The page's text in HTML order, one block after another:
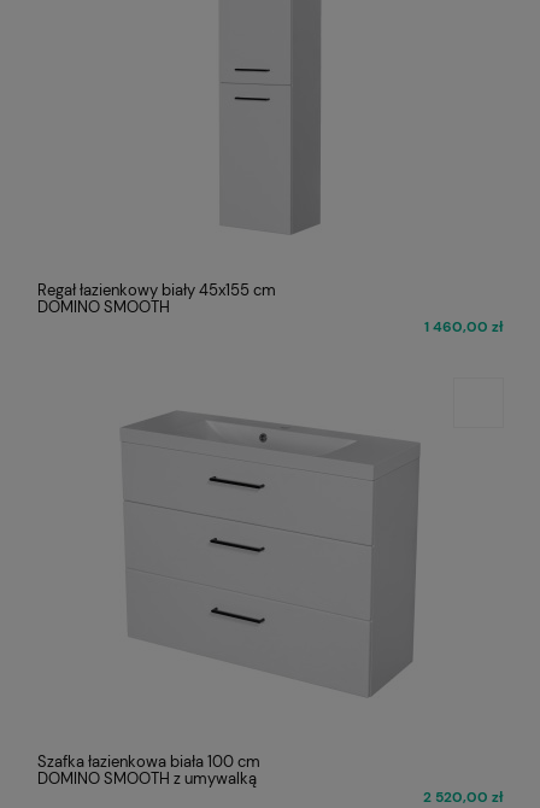
Regał łazienkowy biały 45x155 cm
DOMINO SMOOTH
1 460,00 zł
Szafka łazienkowa biała 100 cm
DOMINO SMOOTH z umywalką
2 520,00 zł